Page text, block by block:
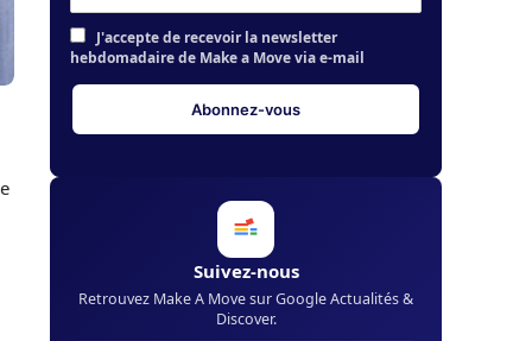
J'accepte de recevoir la newsletter
hebdomadaire de Make a Move via e-mail
Suivez-nous
Retrouvez Make A Move sur Google Actualités &
Discover.